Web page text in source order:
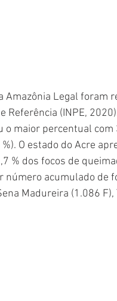
Amazônia Legal foram
Referência (INPE,
maior percentual com
O estado do Acre
% dos focos de
número acumulado de
Madureira (1.086 F),